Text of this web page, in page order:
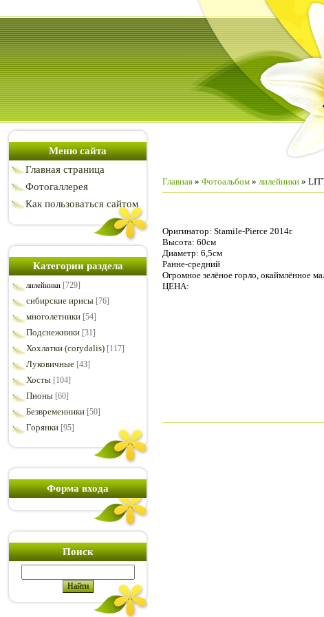
Меню сайта
Главная страница
Фотогаллерея
Как пользоваться сайтом
Категории раздела
лилейники [729]
сибирские ирисы [76]
многолетники [54]
Подснежники [31]
Хохлатки (corydalis) [117]
Луковичные [43]
Хосты [104]
Пионы [60]
Безвременники [50]
Горянки [95]
Форма входа
Поиск
Главная » Фотоальбом » лилейники »
Оригинатор: Stamile-Pierce 2014г.
Высота: 60см
Диаметр: 6,5см
Ранне-средний
Огромное зелёное горло, окаймлённое
ЦЕНА: